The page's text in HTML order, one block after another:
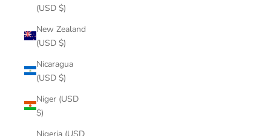
(USD $)
New Zealand
(USD $)
Nicaragua
(USD $)
Niger (USD
$)
Nigeria (USD